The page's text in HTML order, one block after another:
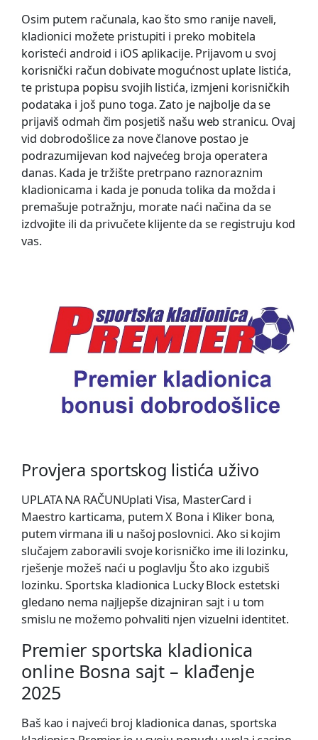
Osim putem računala, kao što smo ranije naveli,
kladionici možete pristupiti i preko mobitela
koristeći android i iOS aplikacije. Prijavom u svoj
korisnički račun dobivate mogućnost uplate listića,
te pristupa popisu svojih listića, izmjeni korisničkih
podataka i još puno toga. Zato je najbolje da se
prijaviš odmah čim posjetiš našu web stranicu. Ovaj
vid dobrodošlice za nove članove postao je
podrazumijevan kod najvećeg broja operatera
danas. Kada je tržište pretrpano raznoraznim
kladionicama i kada je ponuda tolika da možda i
premašuje potražnju, morate naći načina da se
izdvojite ili da privučete klijente da se registruju kod
vas.
Рrоvjеrа sроrtskоg listićа uživо
UPLATA NA RAČUNUplati Visa, MasterCard i
Maestro karticama, putem X Bona i Kliker bona,
putem virmana ili u našoj poslovnici. Ako si kojim
slučajem zaboravili svoje korisničko ime ili lozinku,
rješenje možeš naći u poglavlju Što ako izgubiš
lozinku. Sportska kladionica Lucky Block estetski
gledano nema najljepše dizajniran sajt i u tom
smislu ne možemo pohvaliti njen vizuelni identitet.
Premier sportska kladionica
online Bosna sajt – klađenje
2025
Baš kao i najveći broj kladionica danas, sportska